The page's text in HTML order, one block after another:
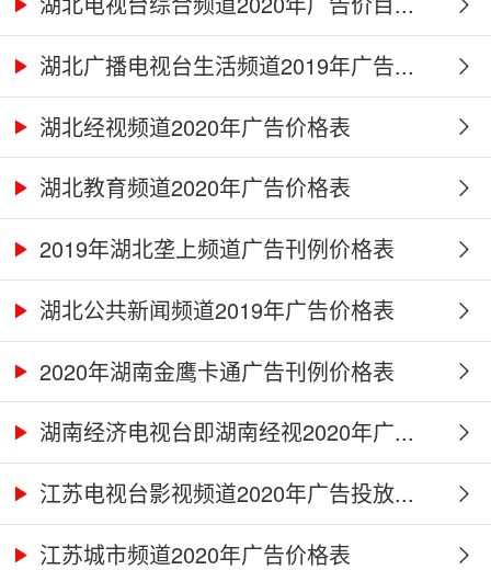
湖北广播电视台生活频道2019年广告...
湖北经视频道2020年广告价格表
湖北教育频道2020年广告价格表
2019年湖北垄上频道广告刊例价格表
湖北公共新闻频道2019年广告价格表
2020年湖南金鹰卡通广告刊例价格表
湖南经济电视台即湖南经视2020年广...
江苏电视台影视频道2020年广告投放...
江苏城市频道2020年广告价格表